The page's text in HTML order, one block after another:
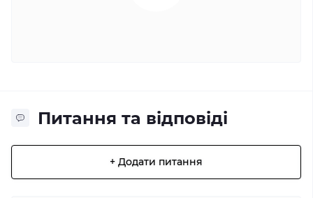
Питання та відповіді
+ Додати питання